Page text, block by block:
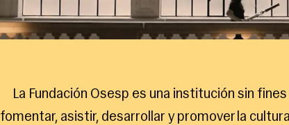
La Fundación Osesp es una institución sin
fomentar, asistir, desarrollar y promover la